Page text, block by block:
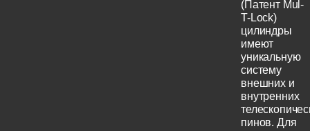
(Патент Mul-
T-Lock)
цилиндры
имеют
уникальную
систему
внешних и
внутренних
пинов. Для